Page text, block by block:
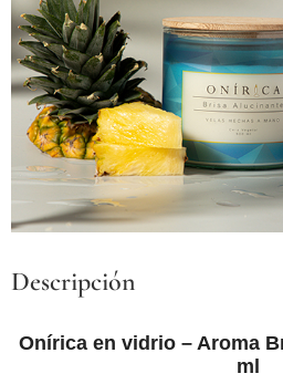
Descripción
Onírica en vidrio – Aroma
ml